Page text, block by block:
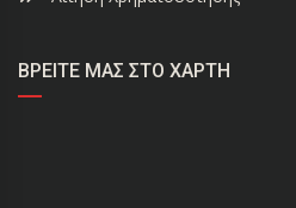
ΒΡΕΊΤΕ ΜΑΣ ΣΤΟ ΧΆΡΤΗ